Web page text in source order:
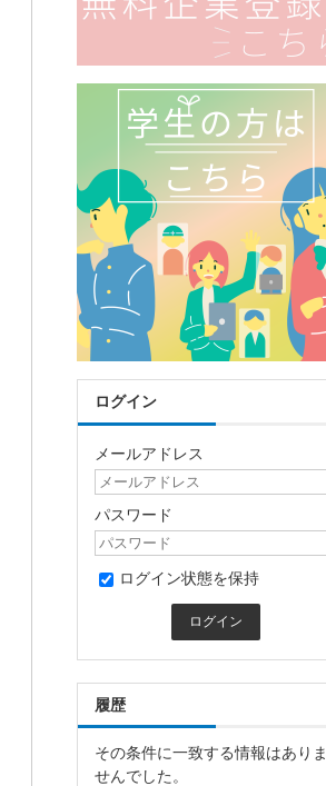
ログイン
メールアドレス
パスワード
ログイン状態を保持
履歴
その条件に一致する情報はありま
せんでした。